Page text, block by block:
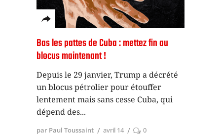
Bas les pattes de Cuba : mettez fin au
blocus maintenant !
Depuis le 29 janvier, Trump a décrété
un blocus pétrolier pour étouffer
lentement mais sans cesse Cuba, qui
dépend des
par Paul Toussaint avril 14 0